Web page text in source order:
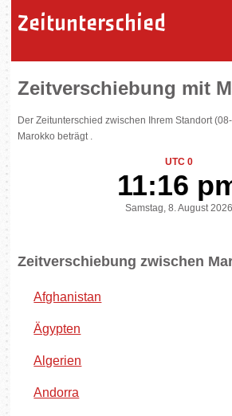
Zeitunterschied
Zeitverschiebung mit
Der Zeitunterschied zwischen Ihrem Standort
Marokko beträgt .
UTC 0
11:16
Samstag, 8. August 2026
Zeitverschiebung zwischen
Afghanistan
Ägypten
Algerien
Andorra